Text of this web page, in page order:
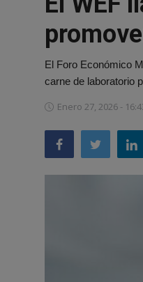
De los suscriptores
Noticias
El Foro Económico
carne de laboratorio
Enero 27, 2026 -